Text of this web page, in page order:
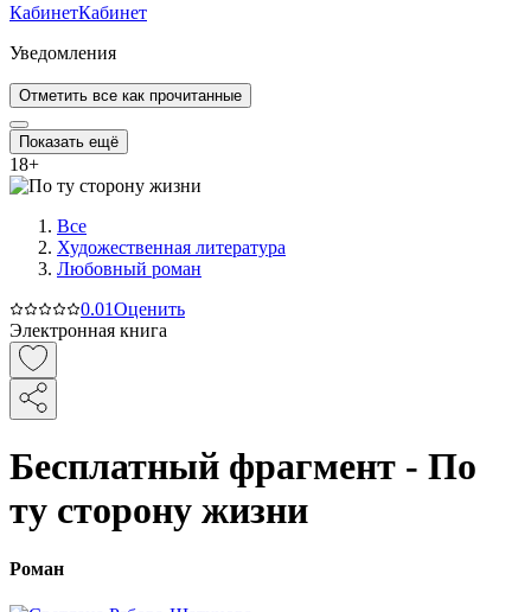
КабинетКабинет
Уведомления
Отметить все как прочитанные
Показать ещё
18+
Все
Художественная литература
Любовный роман
0.01Оценить
Электронная книга
Бесплатный фрагмент - По
ту сторону жизни
Роман